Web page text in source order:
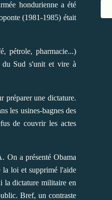
hondurienne a été
(1981-1985) était
pétrole, pharmacie...)
du Sud s'unit et vire à
préparer une dictature.
les usines-bagnes des
de couvrir les actes
On a présenté Obama
la loi et supprimé l'aide
la dictature militaire en
Bref, un contraste